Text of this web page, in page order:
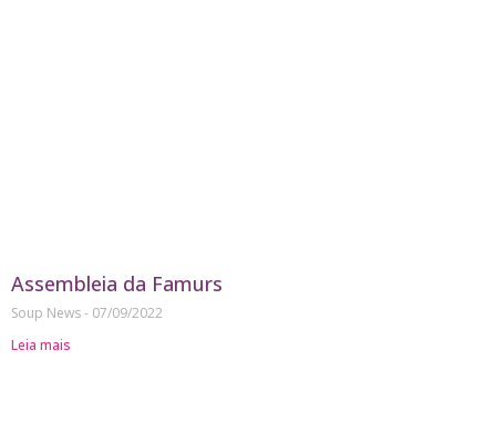
Assembleia da Famurs
Soup News
07/09/2022
Leia mais